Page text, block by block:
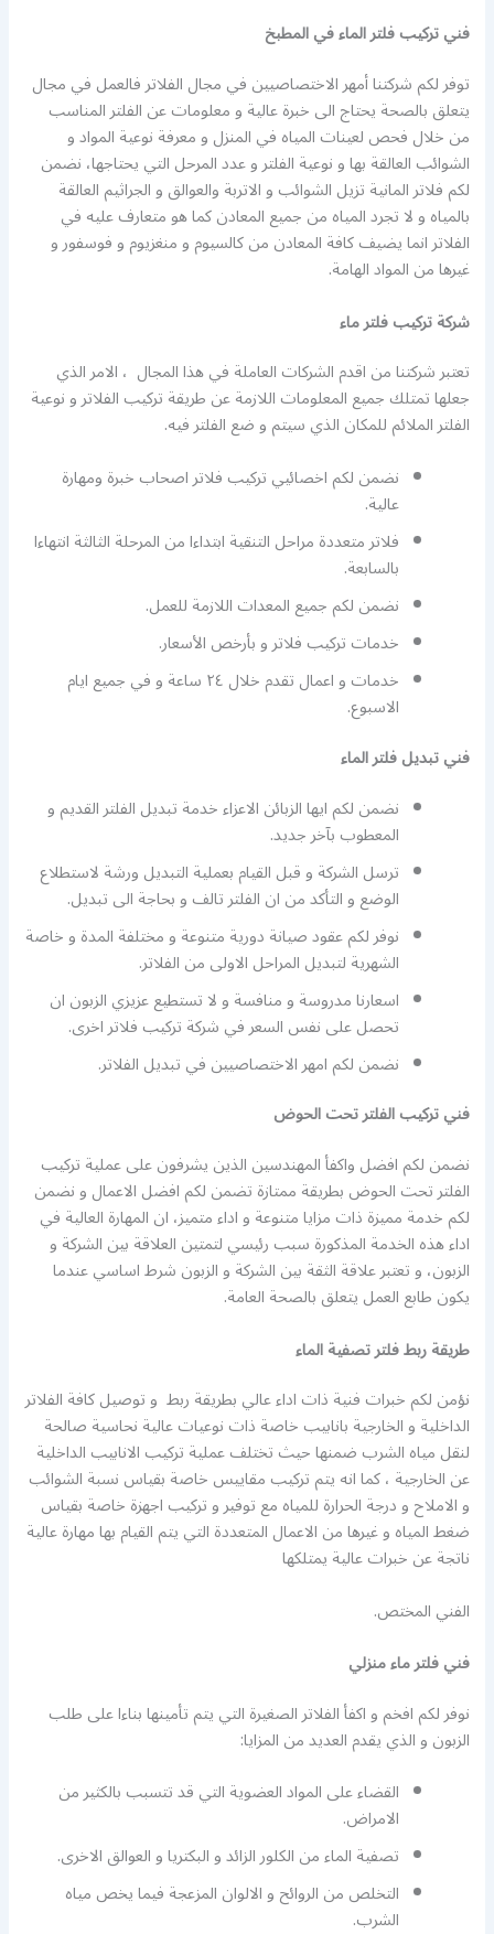
فني تركيب فلتر الماء في المطبخ
توفر لكم شركتنا أمهر الاختصاصيين في مجال الفلاتر فالعمل في مجال
يتعلق بالصحة يحتاج الى خبرة عالية و معلومات عن الفلتر المناسب
من خلال فحص لعينات المياه في المنزل و معرفة نوعية المواد و
الشوائب العالقة بها و نوعية الفلتر و عدد المرحل التي يحتاجها، نضمن
لكم فلاتر المانية تزيل الشوائب و الاتربة والعوالق و الجراثيم العالقة
بالمياه و لا تجرد المياه من جميع المعادن كما هو متعارف عليه في
الفلاتر انما يضيف كافة المعادن من كالسيوم و منغزيوم و فوسفور و
غيرها من المواد الهامة.
شركة تركيب فلتر ماء
تعتبر شركتنا من اقدم الشركات العاملة في هذا المجال ، الامر الذي
جعلها تمتلك جميع المعلومات اللازمة عن طريقة تركيب الفلاتر و نوعية
الفلتر الملائم للمكان الذي سيتم و ضع الفلتر فيه.
نضمن لكم اخصائيي تركيب فلاتر اصحاب خبرة ومهارة
عالية.
فلاتر متعددة مراحل التنقية ابتداءا من المرحلة الثالثة انتهاءا
بالسابعة.
نضمن لكم جميع المعدات اللازمة للعمل.
خدمات تركيب فلاتر و بأرخص الأسعار.
خدمات و اعمال تقدم خلال ٢٤ ساعة و في جميع ايام
الاسبوع.
فني تبديل فلتر الماء
نضمن لكم ايها الزبائن الاعزاء خدمة تبديل الفلتر القديم و
المعطوب بآخر جديد.
ترسل الشركة و قبل القيام بعملية التبديل ورشة لاستطلاع
الوضع و التأكد من ان الفلتر تالف و بحاجة الى تبديل.
نوفر لكم عقود صيانة دورية متنوعة و مختلفة المدة و خاصة
الشهرية لتبديل المراحل الاولى من الفلاتر.
اسعارنا مدروسة و منافسة و لا تستطيع عزيزي الزبون ان
تحصل على نفس السعر في شركة تركيب فلاتر اخرى.
نضمن لكم امهر الاختصاصيين في تبديل الفلاتر.
فني تركيب الفلتر تحت الحوض
نضمن لكم افضل واكفأ المهندسين الذين يشرفون على عملية تركيب
الفلتر تحت الحوض بطريقة ممتازة تضمن لكم افضل الاعمال و نضمن
لكم خدمة مميزة ذات مزايا متنوعة و اداء متميز، ان المهارة العالية في
اداء هذه الخدمة المذكورة سبب رئيسي لتمتين العلاقة بين الشركة و
الزبون، و تعتبر علاقة الثقة بين الشركة و الزبون شرط اساسي عندما
يكون طابع العمل يتعلق بالصحة العامة.
طريقة ربط فلتر تصفية الماء
نؤمن لكم خبرات فنية ذات اداء عالي بطريقة ربط و توصيل كافة الفلاتر
الداخلية و الخارجية بانابيب خاصة ذات نوعيات عالية نحاسية صالحة
لنقل مياه الشرب ضمنها حيث تختلف عملية تركيب الانابيب الداخلية
عن الخارجية ، كما انه يتم تركيب مقاييس خاصة بقياس نسبة الشوائب
و الاملاح و درجة الحرارة للمياه مع توفير و تركيب اجهزة خاصة بقياس
ضغط المياه و غيرها من الاعمال المتعددة التي يتم القيام بها مهارة عالية
ناتجة عن خبرات عالية يمتلكها
الفني المختص.
فني فلتر ماء منزلي
نوفر لكم افخم و اكفأ الفلاتر الصغيرة التي يتم تأمينها بناءا على طلب
الزبون و الذي يقدم العديد من المزايا:
القضاء على المواد العضوية التي قد تتسبب بالكثير من
الامراض.
تصفية الماء من الكلور الزائد و البكتريا و العوالق الاخرى.
التخلص من الروائح و الالوان المزعجة فيما يخص مياه
الشرب.